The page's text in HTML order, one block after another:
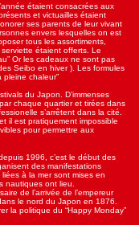
étaient consacrées aux
et victuailles étaient
ses parents de leur vivant
envers lesquelles on est
tous les assortiments,
étaient offerts. Le
Or les cadeaux ne sont pas
Seibo en hiver ). Les formules
pleine chaleur”
du Japon. D’immenses
chaque quartier et tirées dans
s’arrêtent dans la cité.
il est pratiquement impossible
pour permettre aux
1996, c’est le début des
des manifestations
à la mer sont mises en
nautiques ont lieu.
de l’arrivée de l’empereur
le nord du Japon en 1876.
la politique du “Happy Monday”